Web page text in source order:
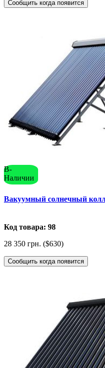
Сообщить когда появится
В-
Наличии
Вакуумный солнечный
Код товара: 98
28 350 грн. ($630)
Сообщить когда появится